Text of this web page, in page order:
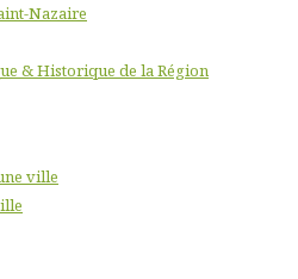
Nazaire
& Historique de la Région
ville